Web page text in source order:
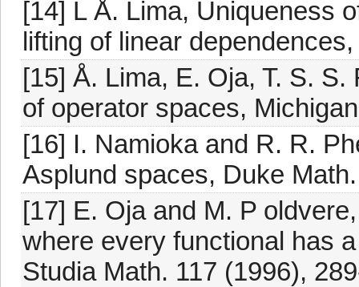
[14] L Å. Lima, Uniqueness
lifting of linear
[15] Å. Lima, E. Oja, T. S.
of operator spaces,
[16] I. Namioka and R. R.
Asplund spaces, Duke
[17] E. Oja and M. P
where every functional has
Studia Math. 117 (1996),